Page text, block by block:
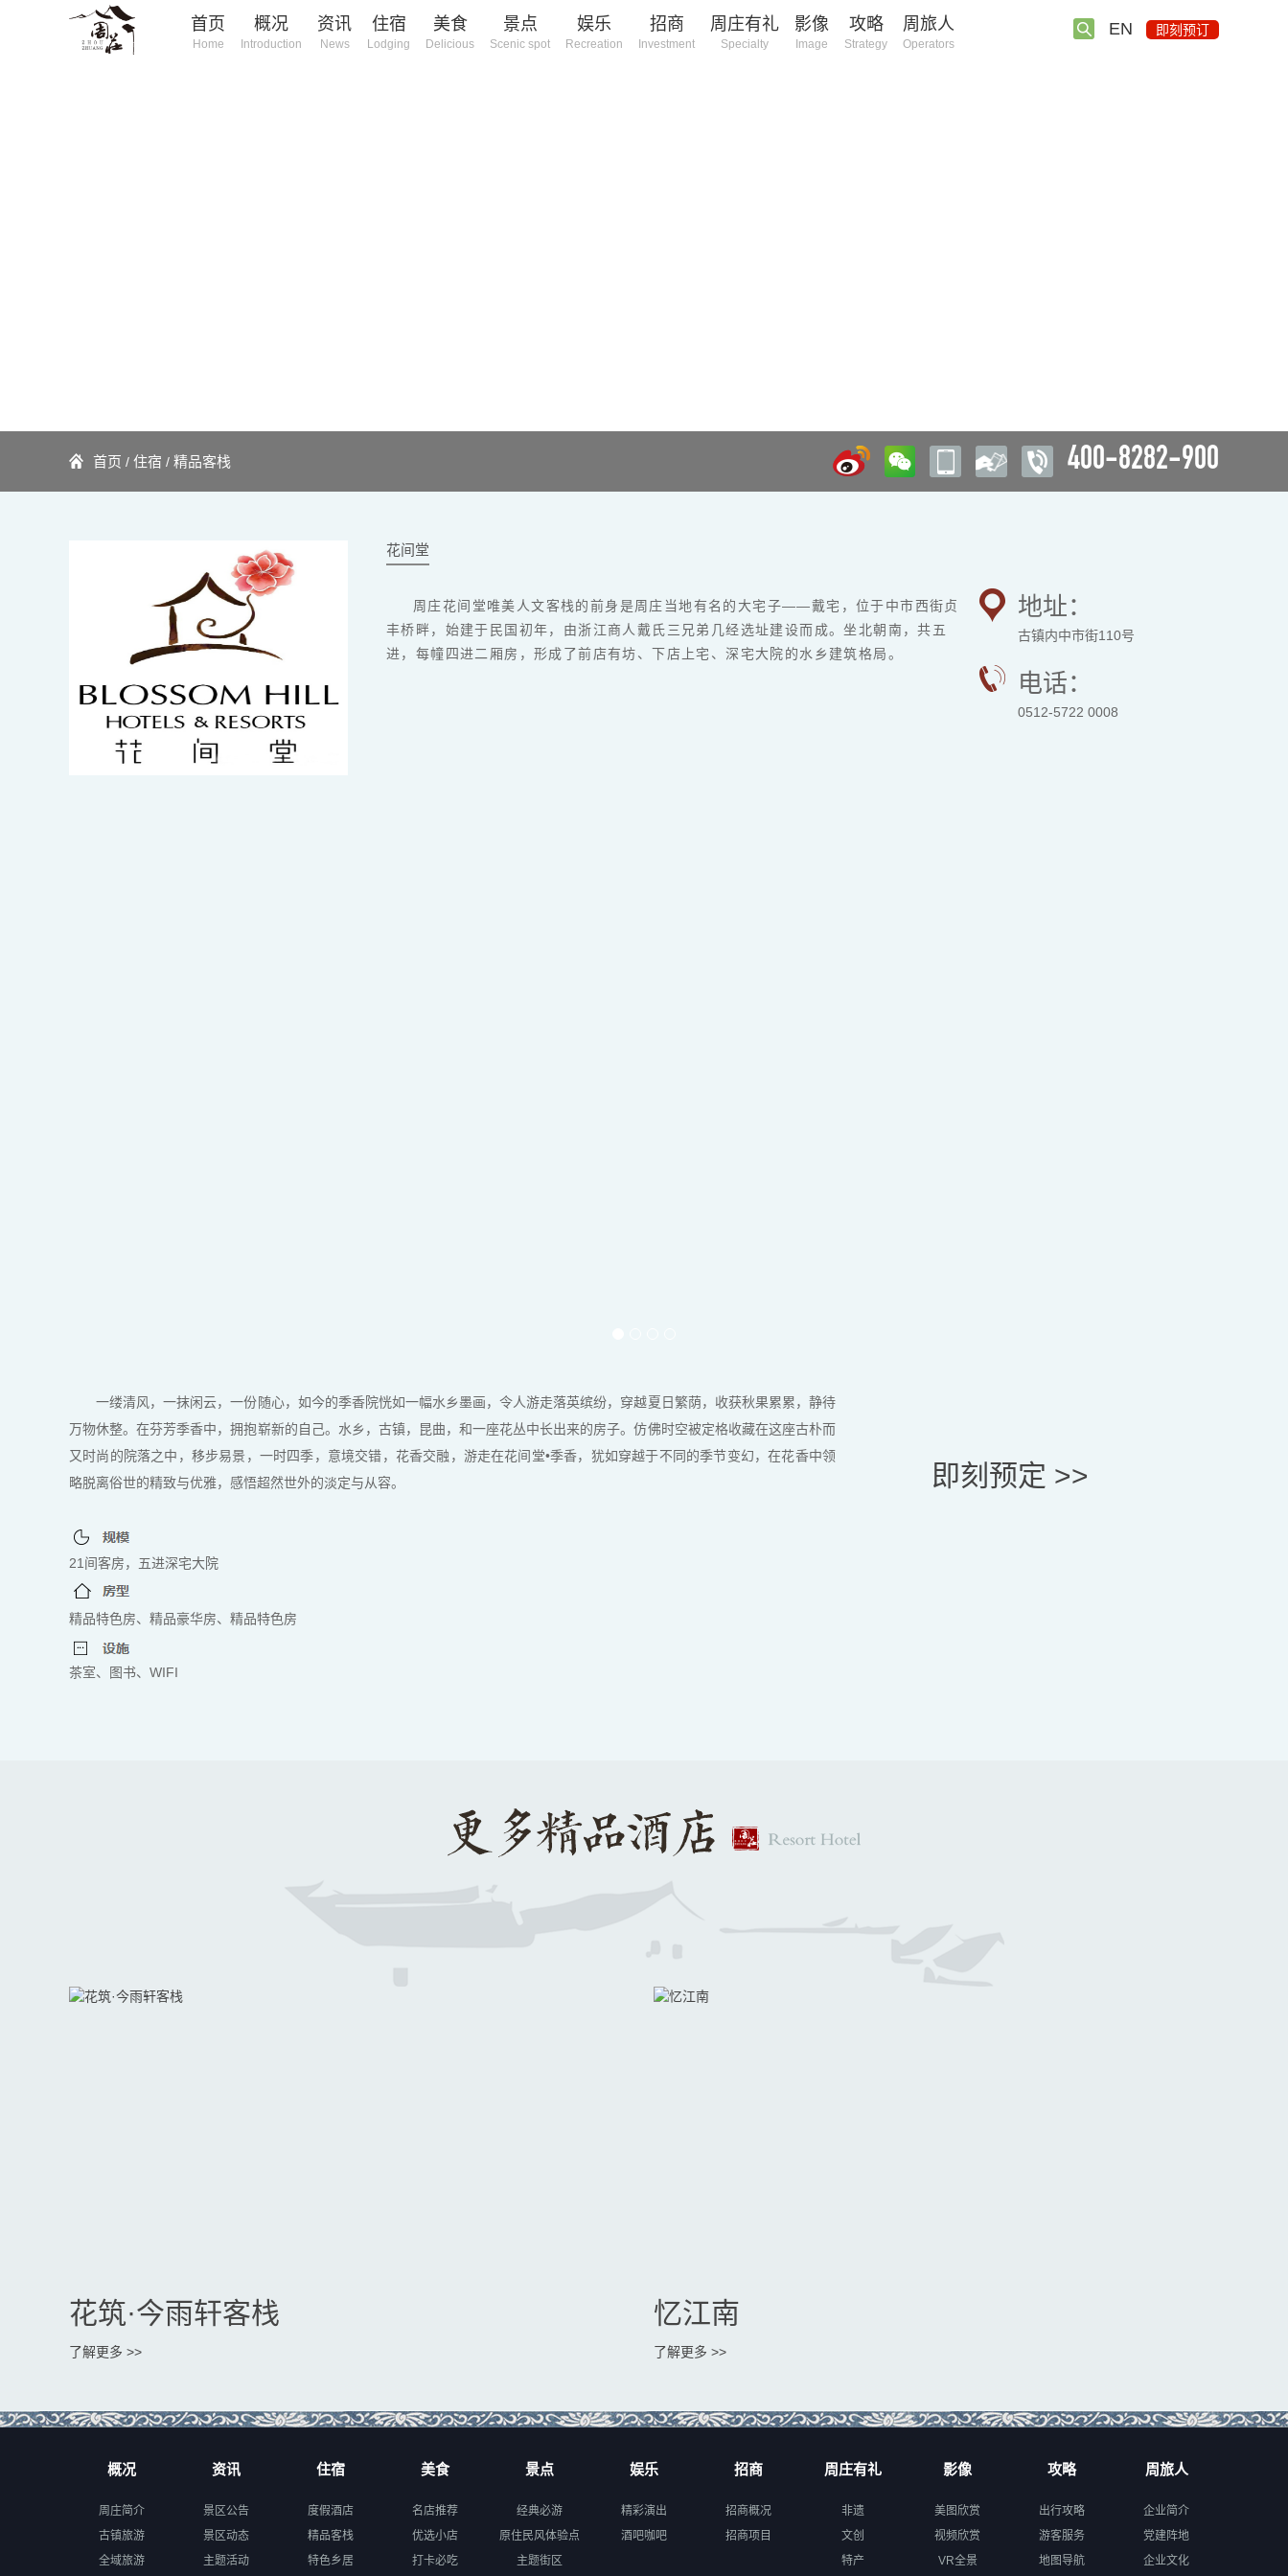
首页
Home
概况
Introduction
资讯
News
住宿
Lodging
美食
Delicious
景点
Scenic spot
娱乐
Recreation
招商
Investment
周庄有礼
Specialty
影像
Image
攻略
Strategy
周旅人
Operators
EN 即刻预订
首页 / 住宿 / 精品客栈 400-8282-900
花间堂
周庄花间堂唯美人文客栈的前身是周庄当地有名的大宅子——戴宅，位于中市西街贞
丰桥畔，始建于民国初年，由浙江商人戴氏三兄弟几经选址建设而成。坐北朝南，共五
进，每幢四进二厢房，形成了前店有坊、下店上宅、深宅大院的水乡建筑格局。
地址：
古镇内中市街110号
电话：
0512-5722 0008
一缕清风，一抹闲云，一份随心，如今的季香院恍如一幅水乡墨画，令人游走落英缤纷，穿越夏日繁荫，收获秋果累累，静待
万物休整。在芬芳季香中，拥抱崭新的自己。水乡，古镇，昆曲，和一座花丛中长出来的房子。仿佛时空被定格收藏在这座古朴而
又时尚的院落之中，移步易景，一时四季，意境交错，花香交融，游走在花间堂•季香，犹如穿越于不同的季节变幻，在花香中领
略脱离俗世的精致与优雅，感悟超然世外的淡定与从容。
21间客房，五进深宅大院
精品特色房、精品豪华房、精品特色房
茶室、图书、WIFI
即刻预定 >>
花筑·今雨轩客栈
了解更多 >>
忆江南
了解更多 >>
概况
周庄简介
古镇旅游
全域旅游
资讯
景区公告
景区动态
主题活动
住宿
度假酒店
精品客栈
特色乡居
美食
名店推荐
优选小店
打卡必吃
景点
经典必游
原住民风体验点
主题街区
娱乐
精彩演出
酒吧咖吧
招商
招商概况
招商项目
周庄有礼
非遗
文创
特产
影像
美图欣赏
视频欣赏
VR全景
攻略
出行攻略
游客服务
地图导航
周旅人
企业简介
党建阵地
企业文化